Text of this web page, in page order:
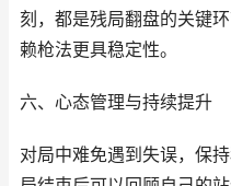
刻，都是残局翻盘的关键
赖枪法更具稳定性。
六、心态管理与持续提升
对局中难免遇到失误，保